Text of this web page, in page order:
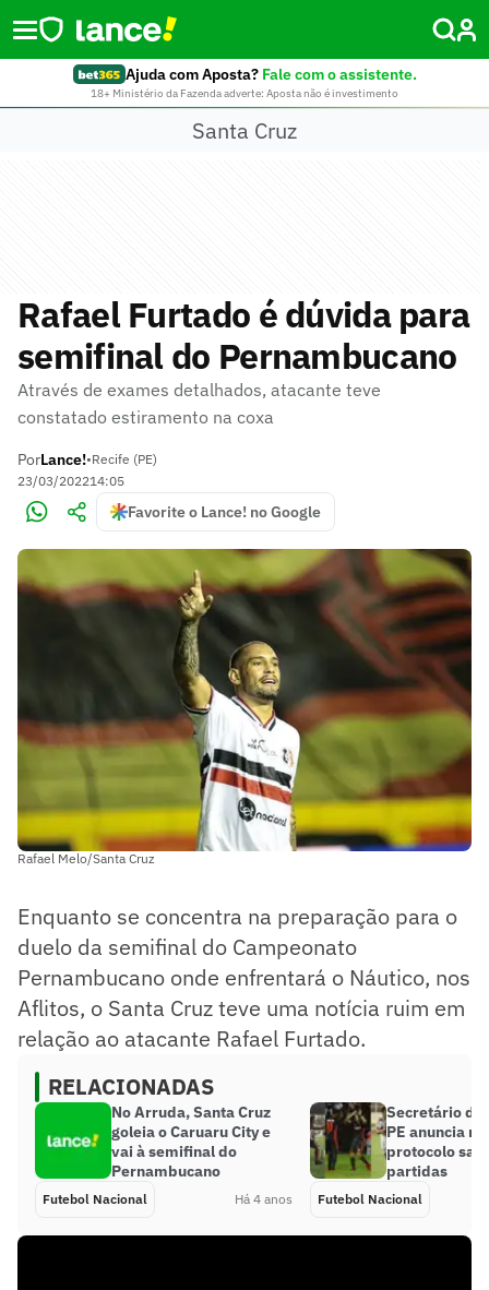
Ajuda com Aposta? Fale com o assistente.
18+ Ministério da Fazenda adverte: Aposta não é investimento
Santa Cruz
Rafael Furtado é dúvida para
semifinal do Pernambucano
Através de exames detalhados, atacante teve
constatado estiramento na coxa
PorLance!•Recife (PE)
23/03/202214:05
Favorite o Lance! no Google
Rafael Melo/Santa Cruz
Enquanto se concentra na preparação para o
duelo da semifinal do Campeonato
Pernambucano onde enfrentará o Náutico, nos
Aflitos, o Santa Cruz teve uma notícia ruim em
relação ao atacante Rafael Furtado.
RELACIONADAS
No Arruda, Santa Cruz
goleia o Caruaru City e
vai à semifinal do
Pernambucano
Futebol Nacional Há 4 anos
Secretário da
PE anuncia
protocolo
partidas
Futebol Nacional